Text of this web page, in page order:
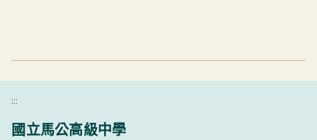
:::
國立馬公高級中學